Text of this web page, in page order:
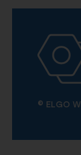
© ELGO